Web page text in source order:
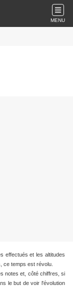
MENU
effectués et les altitudes
ce temps est révolu.
notes et, côté chiffres, si
le but de voir l'évolution